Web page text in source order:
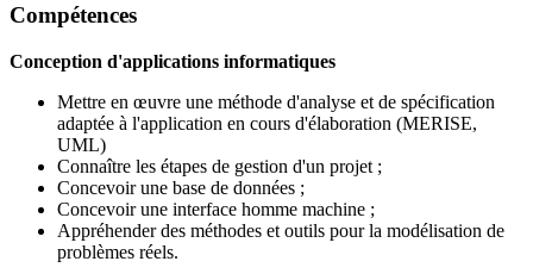
Compétences
Conception d'applications informatiques
Mettre en œuvre une méthode d'analyse et de spécification
adaptée à l'application en cours d'élaboration (MERISE,
UML)
Connaître les étapes de gestion d'un projet ;
Concevoir une base de données ;
Concevoir une interface homme machine ;
Appréhender des méthodes et outils pour la modélisation de
problèmes réels.